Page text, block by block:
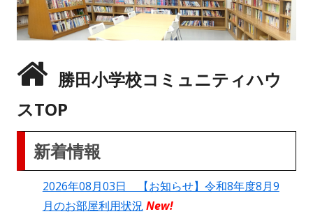
勝田小学校コミュニティハウ
スTOP
新着情報
2026年08月03日 【お知らせ】令和8年度8月9
月のお部屋利用状況 New!